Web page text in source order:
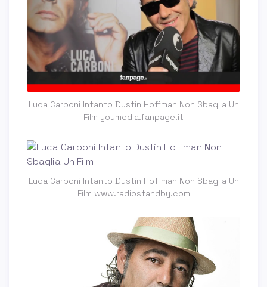
Luca Carboni Intanto Dustin Hoffman Non Sbaglia Un
Film youmedia.fanpage.it
Luca Carboni Intanto Dustin Hoffman Non Sbaglia Un
Film www.radiostandby.com